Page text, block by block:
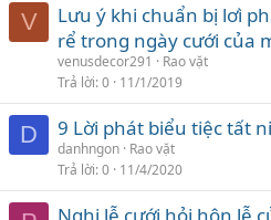
V
Lưu ý khi chuẩn bị lơì
rể trong ngày cưới của
venusdecor291
Rao vặt
Trả lời 0 11/1/2019
D 9 Lời phát biểu tiệc tất
danhngon Rao vặt
Trả lời 0 11/4/2020
Nghi lễ cưới hỏi hôn lễ